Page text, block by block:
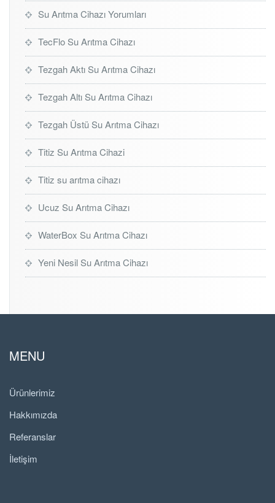
Su Arıtma Cihazı Yorumları
TecFlo Su Arıtma Cihazı
Tezgah Aktı Su Arıtma Cihazı
Tezgah Altı Su Arıtma Cihazı
Tezgah Üstü Su Arıtma Cihazı
Titiz Su Arıtma Cihazi
Titiz su arıtma cihazı
Ucuz Su Arıtma Cihazı
WaterBox Su Arıtma Cihazı
Yeni Nesil Su Arıtma Cihazı
MENU
Ürünlerimiz
Hakkımızda
Referanslar
İletişim